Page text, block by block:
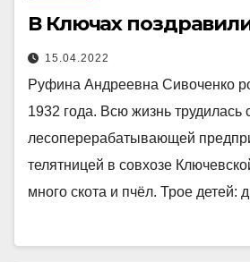
В Ключах
15.04.2022
Руфина Андреевна Сивоченко
1932 года. Всю жизнь трудилась
лесоперерабатывающей
телятницей в совхозе
много скота и пчёл. Трое детей: